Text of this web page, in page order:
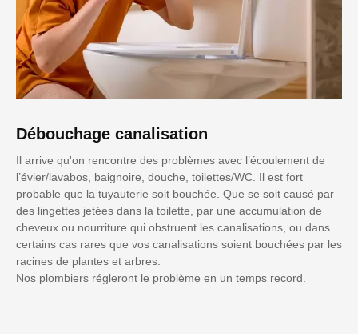
Débouchage canalisation
Il arrive qu'on rencontre des problèmes avec l’écoulement de
l’évier/lavabos, baignoire, douche, toilettes/WC. Il est fort
probable que la tuyauterie soit bouchée. Que se soit causé par
des lingettes jetées dans la toilette, par une accumulation de
cheveux ou nourriture qui obstruent les canalisations, ou dans
certains cas rares que vos canalisations soient bouchées par les
racines de plantes et arbres.
Nos plombiers régleront le problème en un temps record.